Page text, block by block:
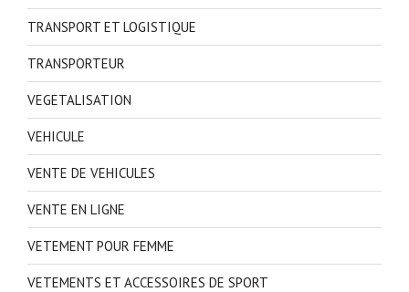
TRANSPORT ET LOGISTIQUE
TRANSPORTEUR
VEGETALISATION
VEHICULE
VENTE DE VEHICULES
VENTE EN LIGNE
VETEMENT POUR FEMME
VETEMENTS ET ACCESSOIRES DE SPORT